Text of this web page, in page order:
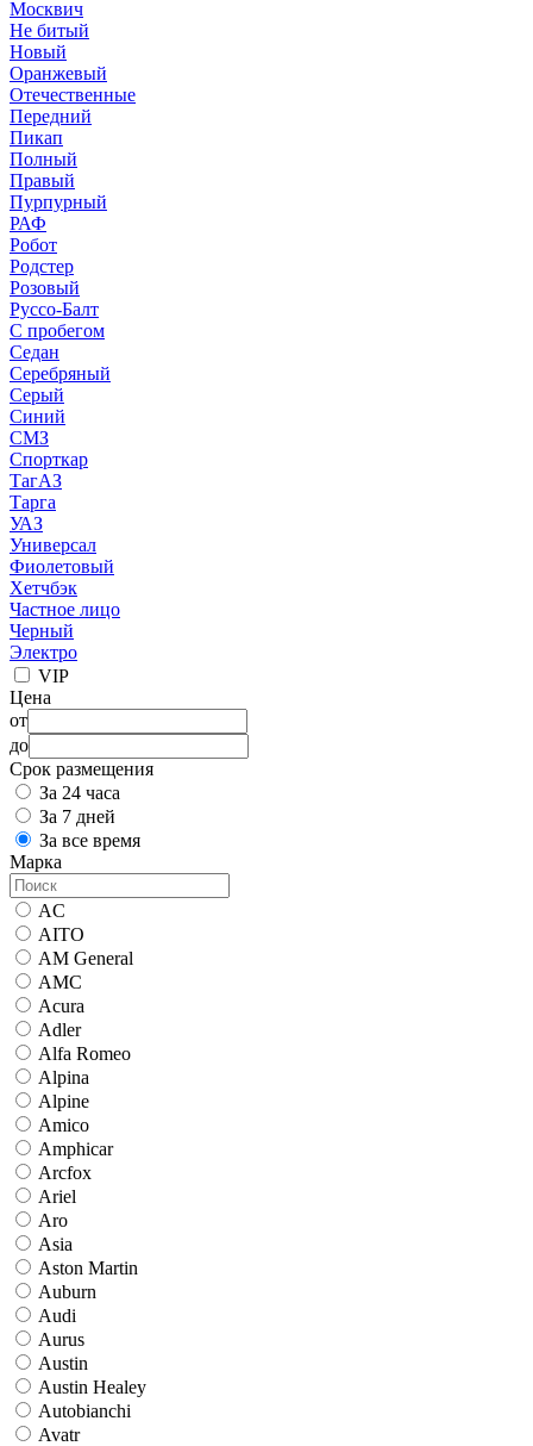
Москвич
Не битый
Новый
Оранжевый
Отечественные
Передний
Пикап
Полный
Правый
Пурпурный
РАФ
Робот
Родстер
Розовый
Руссо-Балт
С пробегом
Седан
Серебряный
Серый
Синий
СМЗ
Спорткар
ТагАЗ
Тарга
УАЗ
Универсал
Фиолетовый
Хетчбэк
Частное лицо
Черный
Электро
VIP
Цена
от
до
Срок размещения
За 24 часа
За 7 дней
За все время
Марка
AC
AITO
AM General
AMC
Acura
Adler
Alfa Romeo
Alpina
Alpine
Amico
Amphicar
Arcfox
Ariel
Aro
Asia
Aston Martin
Auburn
Audi
Aurus
Austin
Austin Healey
Autobianchi
Avatr